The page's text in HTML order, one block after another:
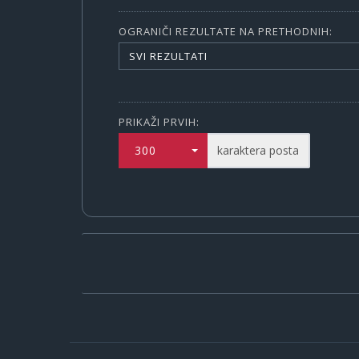
OGRANIČI REZULTATE NA PRETHODNIH:
SVI REZULTATI
PRIKAŽI PRVIH:
300 karaktera posta